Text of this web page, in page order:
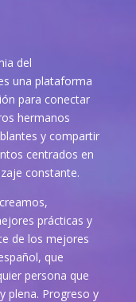
del
una plataforma
para conectar
hermanos
y compartir
centrados en
constante.
prácticas y
de los mejores
que
persona que
plena. Progreso y